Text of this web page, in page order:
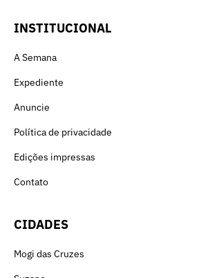
INSTITUCIONAL
A Semana
Expediente
Anuncie
Política de privacidade
Edições impressas
Contato
CIDADES
Mogi das Cruzes